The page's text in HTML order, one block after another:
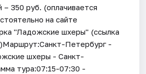
– 350 руб. (оплачивается
на сайте
"Ладожские шхеры" (ссылка
Петербург -
шхеры - Санкт-
тура:07:15-07:30 -